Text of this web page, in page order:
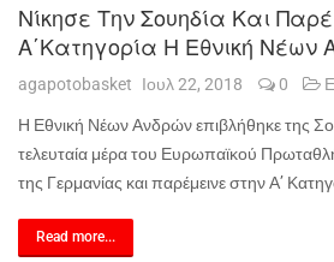
Νίκησε Την Σουηδία Και
Α΄Κατηγορία Η Εθνική Νέων
agapotobasket Ιουλ 22, 2018 0
Η Εθνική Νέων Ανδρών επιβλήθηκε της
τελευταία μέρα του Ευρωπαϊκού
της Γερμανίας και παρέμεινε στην Α’
Read more...